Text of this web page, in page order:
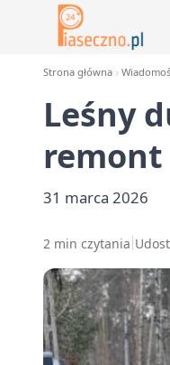
Strona główna
Leśny
remont
31 marca 2026
2 min czytania